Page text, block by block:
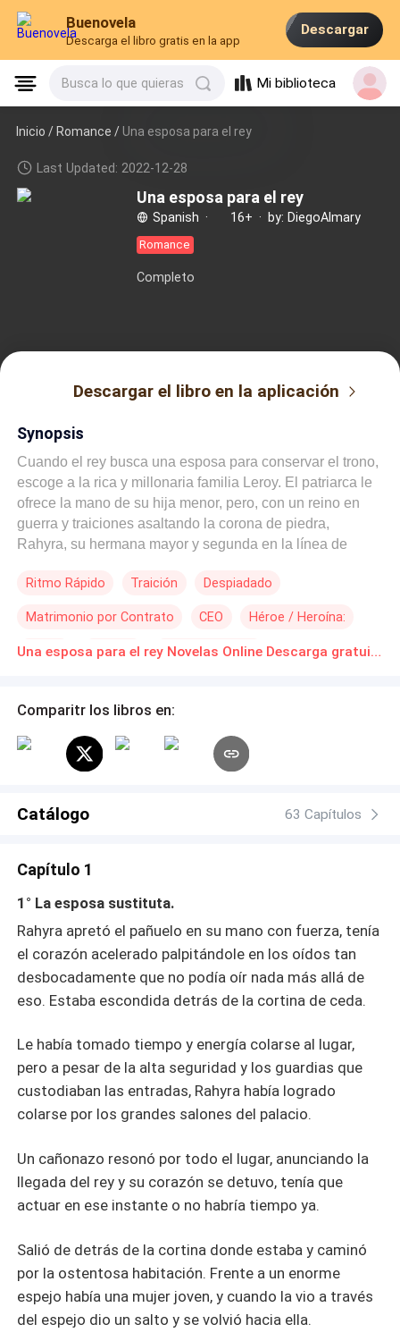
Buenovela
Descarga el libro gratis en la app
Descargar
Busca lo que quieras Mi biblioteca
Inicio /Romance / Una esposa para el rey
Last Updated: 2022-12-28
Una esposa para el rey
Spanish · 16+ · by: DiegoAlmary
Romance
Completo
Descargar el libro en la aplicación
Synopsis
Cuando el rey busca una esposa para conservar el trono,
escoge a la rica y millonaria familia Leroy. El patriarca le
ofrece la mano de su hija menor, pero, con un reino en
guerra y traiciones asaltando la corona de piedra,
Rahyra, su hermana mayor y segunda en la línea de
tiene que tomar la decisión de dejar que su hermanita se
el día de la ceremonia decide tomar el lugar de ella y
sustituirla. Convertida en la reina del primer mundo,
importantes linajes de La serpiente y la Rosa enfrentarán
unidas por sangre sobrevivir? ¿Rahyra entenderá que
sus sentimientos por el rey la llevarán por un camino de
será solo su objeto de placer?
Ritmo Rápido Traición Despiadado
Matrimonio por Contrato CEO Héroe / Heroína:
Drama Realeza Poder Femenino Una esposa para el rey Novelas Online Descarga gratuita de PDF
Comparitr los libros en:
Catálogo 63 Capítulos
Capítulo 1
1° La esposa sustituta.
Rahyra apretó el pañuelo en su mano con fuerza, tenía
el corazón acelerado palpitándole en los oídos tan
desbocadamente que no podía oír nada más allá de
eso. Estaba escondida detrás de la cortina de ceda.
Le había tomado tiempo y energía colarse al lugar,
pero a pesar de la alta seguridad y los guardias que
custodiaban las entradas, Rahyra había logrado
colarse por los grandes salones del palacio.
Un cañonazo resonó por todo el lugar, anunciando la
llegada del rey y su corazón se detuvo, tenía que
actuar en ese instante o no habría tiempo ya.
Salió de detrás de la cortina donde estaba y caminó
por la ostentosa habitación. Frente a un enorme
espejo había una mujer joven, y cuando la vio a través
del espejo dio un salto y se volvió hacia ella.